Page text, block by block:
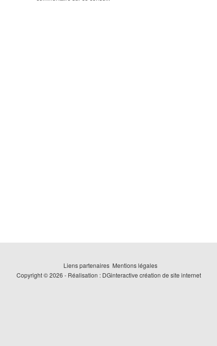
Liens partenaires Mentions légales
Copyright © 2026 - Réalisation : DGinteractive création de site internet